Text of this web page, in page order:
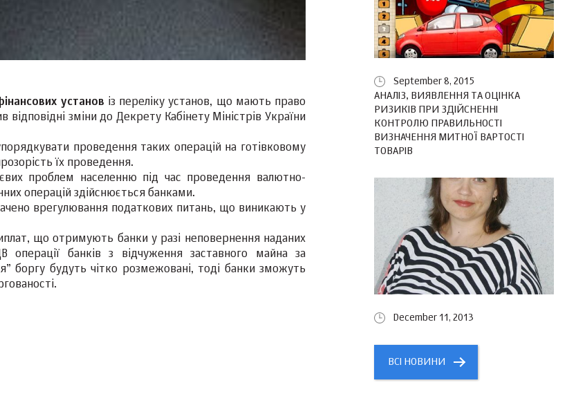
установ із переліку установ, що мають право
зміни до Декрету Кабінету Міністрів України
проведення таких операцій на готівковому
їх проведення.
проблем населенню під час проведення валютно-
операцій здійснюється банками.
врегулювання податкових питань, що виникають у
що отримують банки у разі неповернення наданих
банків з відчуження заставного майна за
боргу будуть чітко розмежовані, тоді банки зможуть
September 8, 2015
АНАЛІЗ, ВИЯВЛЕННЯ ТА ОЦІНКА
РИЗИКІВ ПРИ ЗДІЙСНЕННІ
КОНТРОЛЮ ПРАВИЛЬНОСТІ
ВИЗНАЧЕННЯ МИТНОЇ ВАРТОСТІ
ТОВАРІВ
December 11, 2013
ВСІ НОВИНИ